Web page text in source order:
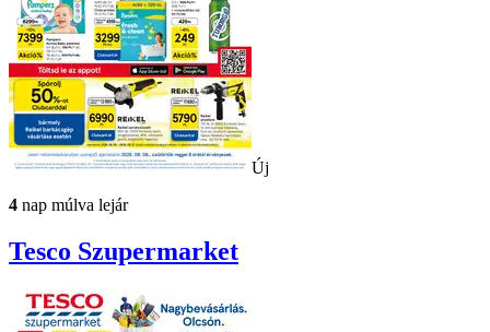
Új
4 nap múlva lejár
Tesco Szupermarket